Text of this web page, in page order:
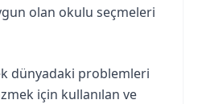
olan okulu seçmeleri
dünyadaki problemleri
için kullanılan ve